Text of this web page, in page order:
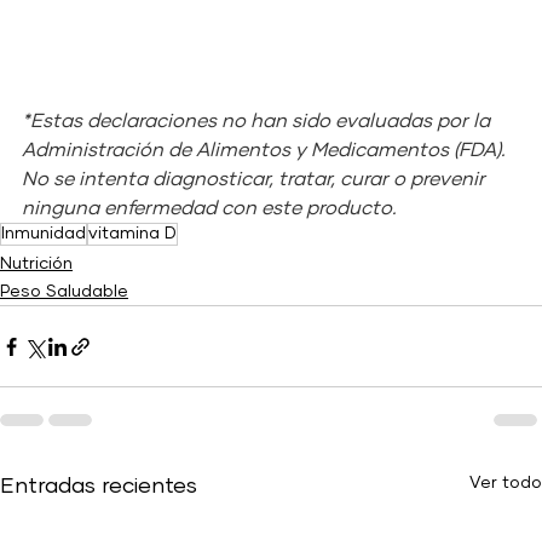
*Estas declaraciones no han sido evaluadas por la
Administración de Alimentos y Medicamentos (FDA).
No se intenta diagnosticar, tratar, curar o prevenir
ninguna enfermedad con este producto.
Inmunidad vitamina D
Nutrición
Peso Saludable
Entradas recientes Ver todo